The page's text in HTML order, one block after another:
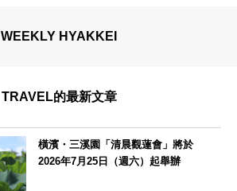
WEEKLY HYAKKEI
TRAVEL的最新文章
橫濱・三溪園「清晨觀蓮會」將於
2026年7月25日（週六）起舉辦